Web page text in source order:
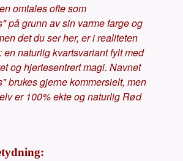
omtales ofte som
på grunn av sin varme farge og
det du ser her, er i realiteten
en naturlig kvartsvariant fylt med
og hjertesentrert magi. Navnet
brukes gjerne kommersielt, men
er 100% ekte og naturlig Rød